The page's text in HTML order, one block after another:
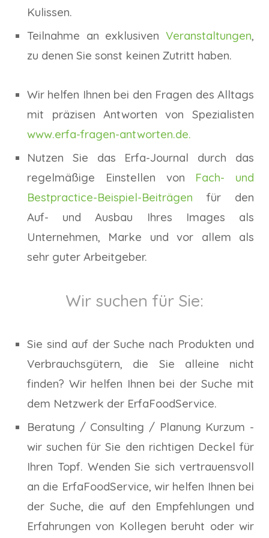
Kulissen.
Teilnahme an exklusiven Veranstaltungen,
zu denen Sie sonst keinen Zutritt haben.
Wir helfen Ihnen bei den Fragen des Alltags
mit präzisen Antworten von Spezialisten
www.erfa-fragen-antworten.de.
Nutzen Sie das Erfa-Journal durch das
regelmäßige Einstellen von Fach- und
Bestpractice-Beispiel-Beiträgen für den
Auf- und Ausbau Ihres Images als
Unternehmen, Marke und vor allem als
sehr guter Arbeitgeber.
Wir suchen für Sie:
Sie sind auf der Suche nach Produkten und
Verbrauchsgütern, die Sie alleine nicht
finden? Wir helfen Ihnen bei der Suche mit
dem Netzwerk der ErfaFoodService.
Beratung / Consulting / Planung Kurzum -
wir suchen für Sie den richtigen Deckel für
Ihren Topf. Wenden Sie sich vertrauensvoll
an die ErfaFoodService, wir helfen Ihnen bei
der Suche, die auf den Empfehlungen und
Erfahrungen von Kollegen beruht oder wir